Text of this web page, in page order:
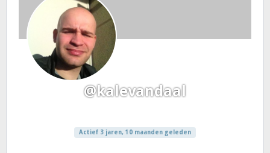
@kalevandaal
Actief 3 jaren, 10 maanden geleden